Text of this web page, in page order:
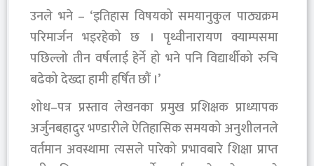
उनले भने – ‘इतिहास विषयको समयानुकुल पाठ्यक्रम
परिमार्जन भइरहेको छ । पृथ्वीनारायण क्याम्पसमा
पछिल्लो तीन वर्षलाई हेर्ने हो भने पनि विद्यार्थीको रुचि
बढेको देख्दा हामी हर्षित छौं ।’
शोध–पत्र प्रस्ताव लेखनका प्रमुख प्रशिक्षक प्राध्यापक
अर्जुनबहादुर भण्डारीले ऐतिहासिक समयको अनुशीलनले
वर्तमान अवस्थामा त्यसले पारेको प्रभावबारे शिक्षा प्राप्त